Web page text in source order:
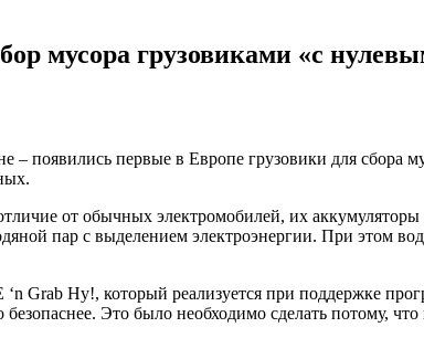
мусора грузовиками «с
– появились первые в Европе грузовики для
от обычных электромобилей, их
пар с выделением электроэнергии. При этом
‘n Grab Hy!, который реализуется при поддержке
Это было необходимо сделать потому, что